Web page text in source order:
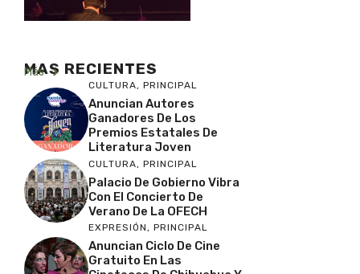
MAS RECIENTES
Más
CULTURA, PRINCIPAL
Anuncian Autores
Ganadores De Los
Premios Estatales De
Literatura Joven
CULTURA, PRINCIPAL
Palacio De Gobierno Vibra
Con El Concierto De
Verano De La OFECH
EXPRESIÓN, PRINCIPAL
Anuncian Ciclo De Cine
Gratuito En Las